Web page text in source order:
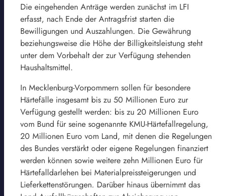
Die eingehenden Anträge werden zunächst im LFI
erfasst, nach Ende der Antragsfrist starten die
Bewilligungen und Auszahlungen. Die Gewährung
beziehungsweise die Höhe der Billigkeitsleistung steht
unter dem Vorbehalt der zur Verfügung stehenden
Haushaltsmittel.
In Mecklenburg-Vorpommern sollen für besondere
Härtefälle insgesamt bis zu 50 Millionen Euro zur
Verfügung gestellt werden: bis zu 20 Millionen Euro
vom Bund für seine sogenannte KMU-Härtefallregelung,
20 Millionen Euro vom Land, mit denen die Regelungen
des Bundes verstärkt oder eigene Regelungen finanziert
werden können sowie weitere zehn Millionen Euro für
Härtefalldarlehen bei Materialpreissteigerungen und
Lieferkettenstörungen. Darüber hinaus übernimmt das